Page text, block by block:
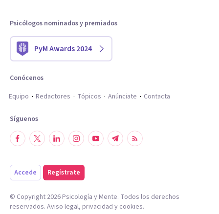
Psicólogos nominados y premiados
PyM Awards 2024
Conócenos
Equipo
Redactores Tópicos Anúnciate Contacta
Síguenos
Accede Regístrate
© Copyright 2026Psicología y Mente. Todos los derechos
reservados. Aviso legal, privacidad y cookies.